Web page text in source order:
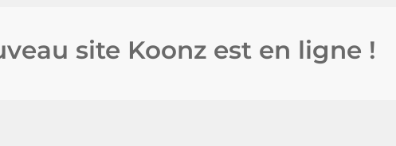
site Koonz est en ligne !